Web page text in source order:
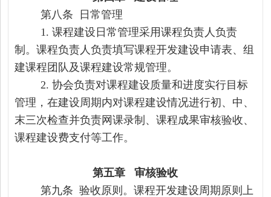
第八条
日常管理
1.课程建设日常管理采用课程负责人负责
制。课程负责人负责填写课程开发建设申请表、组
建课程团队及课程建设常规管理。
2. 协会负责对课程建设质量和进度实行目标
管理，在建设周期内对课程建设情况进行初、中、
末三次检查并负责网课录制、课程成果审核验收、
课程建设费支付等工作。
第五章
审核验收
第九条 验收原则。课程开发建设周期原则上